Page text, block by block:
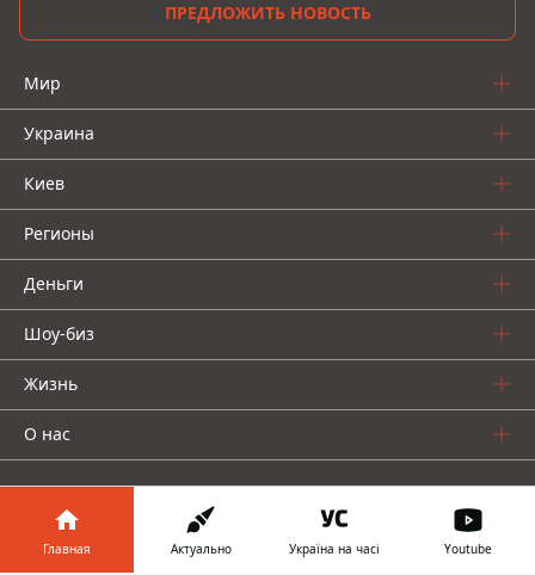
ПРЕДЛОЖИТЬ НОВОСТЬ
Мир
Украина
Киев
Регионы
Деньги
Шоу-биз
Жизнь
О нас
Главная Актуально Україна на часі Youtube